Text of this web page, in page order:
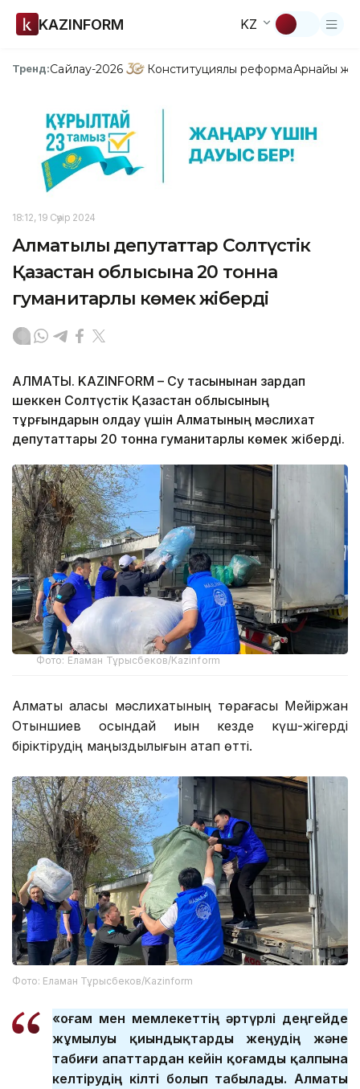
KAZINFORM KZ
Тренд:Сайлау-2026 Конституциялық реформаАрнайы
18:12, 19 Сәуір 2024
Алматылық депутаттар Солтүстік
Қазақстан облысына 20 тонна
гуманитарлық көмек жіберді
АЛМАТЫ. KAZINFORM – Су тасқынынан зардап
шеккен Солтүстік Қазақстан облысының
тұрғындарын қолдау үшін Алматының мәслихат
депутаттары 20 тонна гуманитарлық көмек жіберді.
Фото: Еламан Тұрысбеков/Kazinform
Алматы қаласы мәслихатының төрағасы Мейіржан
Отыншиев осындай қиын кезде күш-жігерді
біріктірудің маңыздылығын атап өтті.
Фото: Еламан Тұрысбеков/Kazinform
«Қоғам мен мемлекеттің әртүрлі деңгейде
жұмылуы қиындықтарды жеңудің және
табиғи апаттардан кейін қоғамды қалпына
келтірудің кілті болып табылады. Алматы